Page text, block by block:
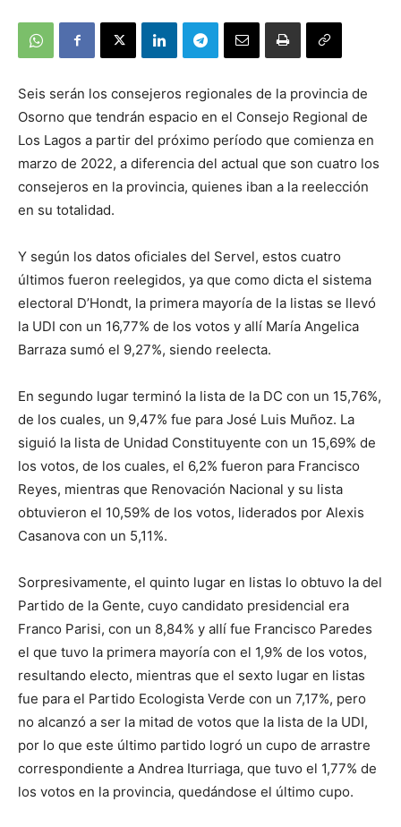
Seis serán los consejeros regionales de la provincia de
Osorno que tendrán espacio en el Consejo Regional de
Los Lagos a partir del próximo período que comienza en
marzo de 2022, a diferencia del actual que son cuatro los
consejeros en la provincia, quienes iban a la reelección
en su totalidad.
Y según los datos oficiales del Servel, estos cuatro
últimos fueron reelegidos, ya que como dicta el sistema
electoral D’Hondt, la primera mayoría de la listas se llevó
la UDI con un 16,77% de los votos y allí María Angelica
Barraza sumó el 9,27%, siendo reelecta.
En segundo lugar terminó la lista de la DC con un 15,76%,
de los cuales, un 9,47% fue para José Luis Muñoz. La
siguió la lista de Unidad Constituyente con un 15,69% de
los votos, de los cuales, el 6,2% fueron para Francisco
Reyes, mientras que Renovación Nacional y su lista
obtuvieron el 10,59% de los votos, liderados por Alexis
Casanova con un 5,11%.
Sorpresivamente, el quinto lugar en listas lo obtuvo la del
Partido de la Gente, cuyo candidato presidencial era
Franco Parisi, con un 8,84% y allí fue Francisco Paredes
el que tuvo la primera mayoría con el 1,9% de los votos,
resultando electo, mientras que el sexto lugar en listas
fue para el Partido Ecologista Verde con un 7,17%, pero
no alcanzó a ser la mitad de votos que la lista de la UDI,
por lo que este último partido logró un cupo de arrastre
correspondiente a Andrea Iturriaga, que tuvo el 1,77% de
los votos en la provincia, quedándose el último cupo.